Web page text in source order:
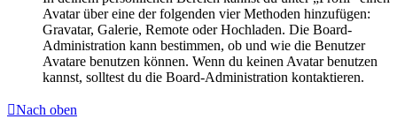
Avatar über eine der folgenden vier Methoden hinzufügen:
Gravatar, Galerie, Remote oder Hochladen. Die Board-
Administration kann bestimmen, ob und wie die Benutzer
Avatare benutzen können. Wenn du keinen Avatar benutzen
kannst, solltest du die Board-Administration kontaktieren.
Nach oben